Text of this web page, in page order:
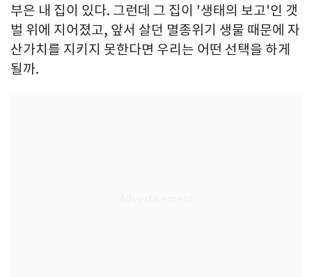
부은 내 집이 있다. 그런데 그 집이 '생태의 보고'인 갯
벌 위에 지어졌고, 앞서 살던 멸종위기 생물 때문에 자
산가치를 지키지 못한다면 우리는 어떤 선택을 하게
될까.